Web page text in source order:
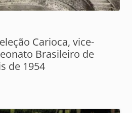
Carioca, vice-
Brasileiro de
de 1954